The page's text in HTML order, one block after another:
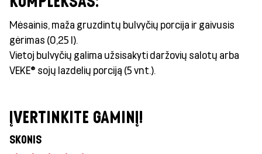
Mėsainis, maža gruzdintų bulvyčių porcija ir gaivusis
gėrimas (0,25 l).
Vietoj bulvyčių galima užsisakyti daržovių salotų arba
VEKE® sojų lazdelių porciją (5 vnt.).
ĮVERTINKITE GAMINĮ!
SKONIS